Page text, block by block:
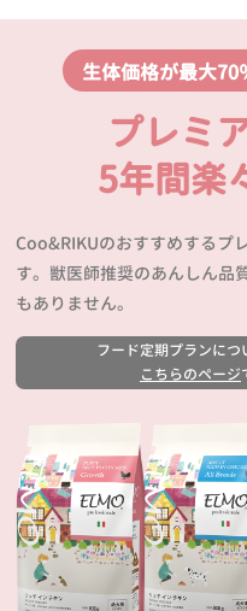
生体価格が最大70
プレミ
5年間楽
Coo&RIKUのおすすめするプ
す。獣医師推奨のあんしん品
もありません。
フード定期プランにつ
こちらのページ